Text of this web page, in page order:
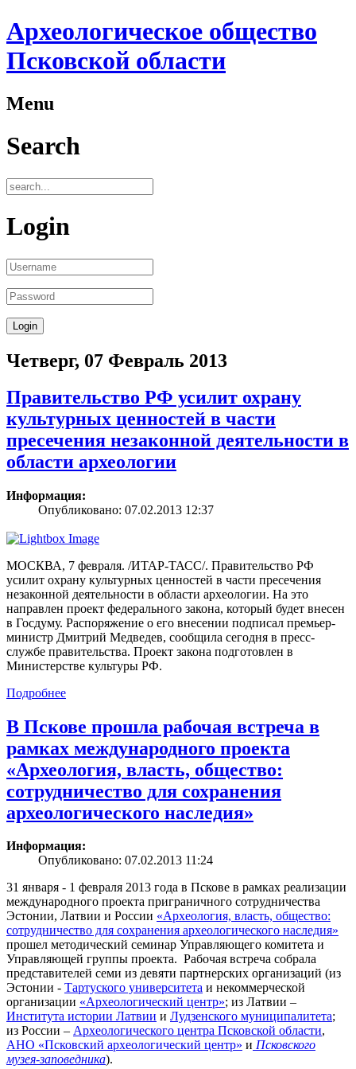
Археологическое общество
Псковской области
Menu
Search
Login
Четверг, 07 Февраль 2013
Правительство РФ усилит охрану
культурных ценностей в части
пресечения незаконной деятельности в
области археологии
Информация:
Опубликовано: 07.02.2013 12:37
МОСКВА, 7 февраля. /ИТАР-ТАСС/. Правительство РФ
усилит охрану культурных ценностей в части пресечения
незаконной деятельности в области археологии. На это
направлен проект федерального закона, который будет внесен
в Госдуму. Распоряжение о его внесении подписал премьер-
министр Дмитрий Медведев, сообщила сегодня в пресс-
службе правительства. Проект закона подготовлен в
Министерстве культуры РФ.
Подробнее
В Пскове прошла рабочая встреча в
рамках международного проекта
«Археология, власть, общество:
сотрудничество для сохранения
археологического наследия»
Информация:
Опубликовано: 07.02.2013 11:24
31 января - 1 февраля 2013 года в Пскове в рамках реализации
международного проекта приграничного сотрудничества
Эстонии, Латвии и России «Археология, власть, общество:
сотрудничество для сохранения археологического наследия»
прошел методический семинар Управляющего комитета и
Управляющей группы проекта. Рабочая встреча собрала
представителей семи из девяти партнерских организаций (из
Эстонии - Тартуского университета и некоммерческой
организации «Археологический центр»; из Латвии –
Института истории Латвии и Лудзенского муниципалитета;
из России – Археологического центра Псковской области,
АНО «Псковский археологический центр» и Псковского
музея-заповедника).